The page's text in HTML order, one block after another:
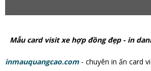
Mẫu card visit xe hợp đồng đẹp - in
inmauquangcao.com - chuyên in ấn card